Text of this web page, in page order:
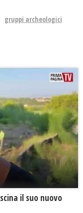
gruppi archeologici
il suo nuovo